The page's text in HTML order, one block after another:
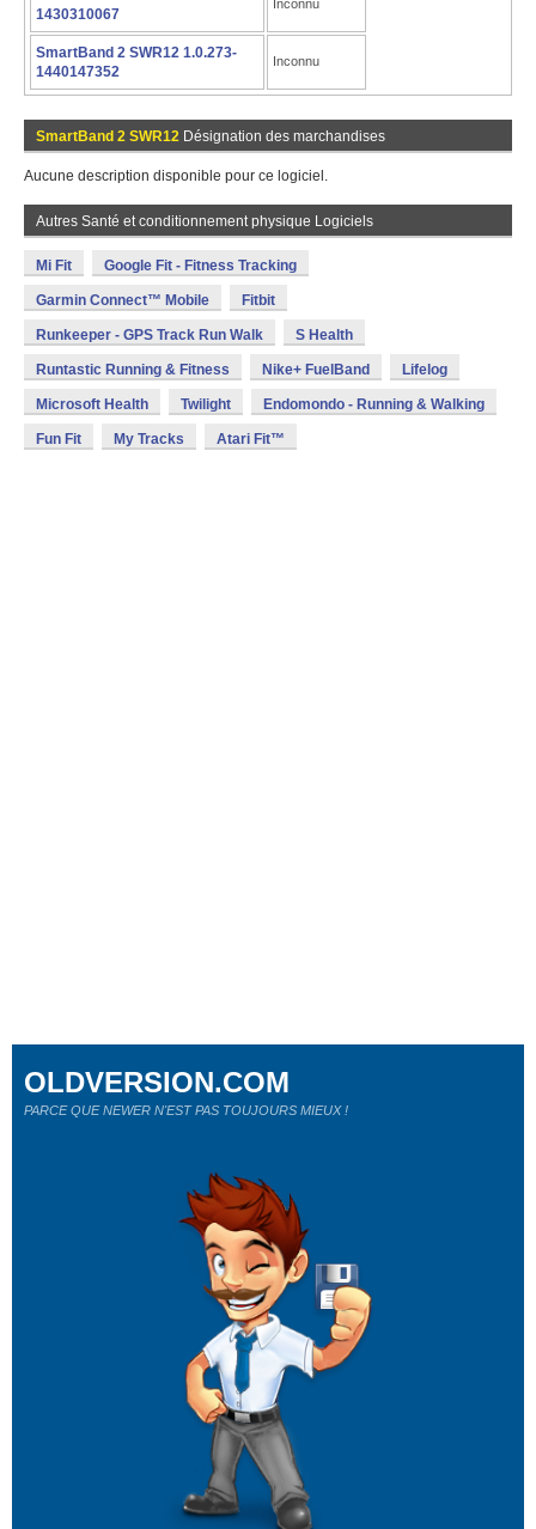
1430310067
Inconnu
SmartBand 2 SWR12 1.0.273-
1440147352
Inconnu
SmartBand 2 SWR12 Désignation des marchandises
Aucune description disponible pour ce logiciel.
Autres Santé et conditionnement physique Logiciels
Mi Fit Google Fit - Fitness Tracking
Garmin Connect™ Mobile Fitbit
Runkeeper - GPS Track Run Walk S Health
Runtastic Running & Fitness Nike+ FuelBand Lifelog
Microsoft Health Twilight Endomondo - Running & Walking
Fun Fit My Tracks Atari Fit™
OLDVERSION.COM
PARCE QUE NEWER N'EST PAS TOUJOURS MIEUX !